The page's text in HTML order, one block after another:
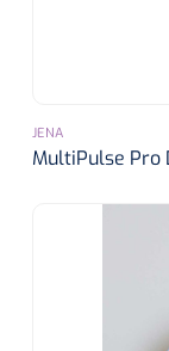
Kleeflaag
Watten
JENA
MultiPulse Pro